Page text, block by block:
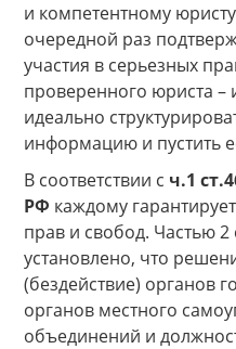
и компетентному
очередной раз
участия в серьезных
проверенного юриста
идеально
информацию и пустить
В соответствии с ч.1
РФ каждому
прав и свобод. Частью 2
установлено, что
(бездействие) органов
органов местного
объединений и